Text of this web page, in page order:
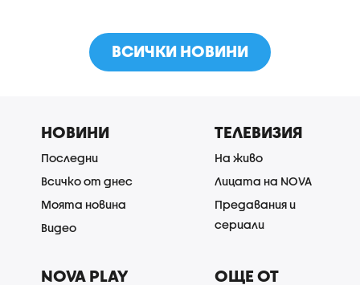
ВСИЧКИ НОВИНИ
НОВИНИ
Последни
Всичко от днес
Моята новина
Видео
ТЕЛЕВИЗИЯ
На живо
Лицата на NOVA
Предавания и
сериали
NOVA PLAY
ОЩЕ ОТ